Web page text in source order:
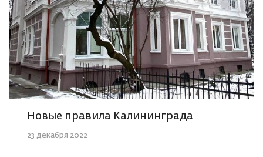
Новые правила Калининграда
23 декабря 2022